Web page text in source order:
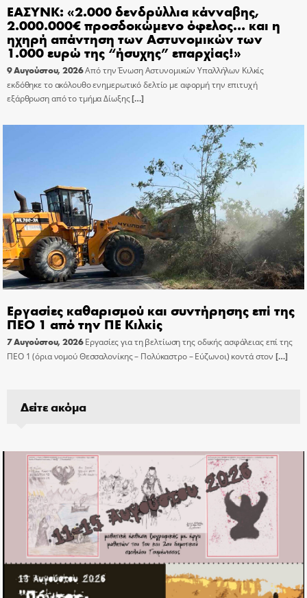
ΕΑΣΥΝΚ: «2.000 δενδρύλλια κάνναβης,
2.000.000€ προσδοκώμενο όφελος… και η
ηχηρή απάντηση των Αστυνομικών των
1.000 ευρώ της “ήσυχης” επαρχίας!»
9 Αυγούστου, 2026Από την Ένωση Αστυνομικών Υπαλλήλων Κιλκίς
εκδόθηκε το ακόλουθο ενημερωτικό δελτίο με αφορμή την επιτυχή
εξάρθρωση από το τμήμα Δίωξης[…]
Εργασίες καθαρισμού και συντήρησης επί της
ΠΕΟ 1 από την ΠΕ Κιλκίς
7 Αυγούστου, 2026 Εργασίες για τη βελτίωση της οδικής ασφάλειας επί της
ΠΕΟ 1 (όρια νομού Θεσσαλονίκης – Πολύκαστρο – Εύζωνοι) κοντά στον […]
Δείτε ακόμα